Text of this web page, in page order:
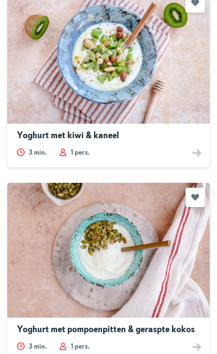
Yoghurt met kiwi & kaneel
3 min. 1 pers.
Yoghurt met pompoenpitten & geraspte kokos
3 min. 1 pers.